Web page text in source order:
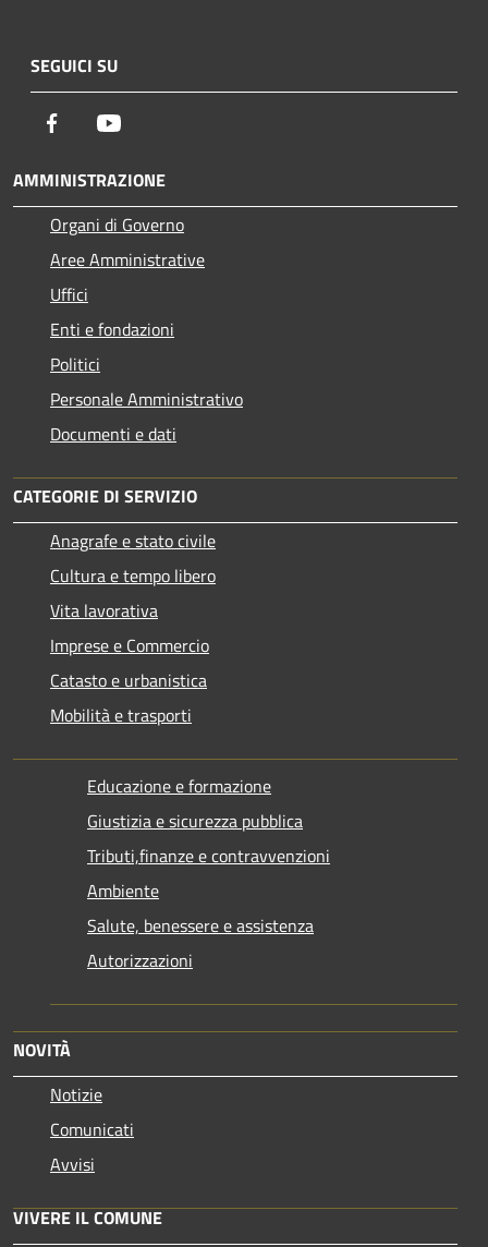
SEGUICI SU
Facebook
AMMINISTRAZIONE
Organi di Governo
Aree Amministrative
Uffici
Enti e fondazioni
Politici
Personale Amministrativo
Documenti e dati
CATEGORIE DI SERVIZIO
Anagrafe e stato civile
Cultura e tempo libero
Vita lavorativa
Imprese e Commercio
Catasto e urbanistica
Mobilità e trasporti
Educazione e formazione
Giustizia e sicurezza pubblica
Tributi,finanze e contravvenzioni
Ambiente
Salute, benessere e assistenza
Autorizzazioni
NOVITÀ
Notizie
Comunicati
Avvisi
VIVERE IL COMUNE